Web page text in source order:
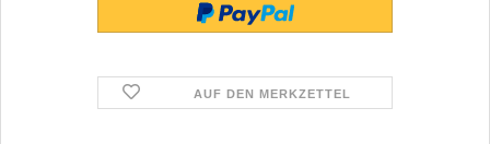
AUF DEN MERKZETTEL